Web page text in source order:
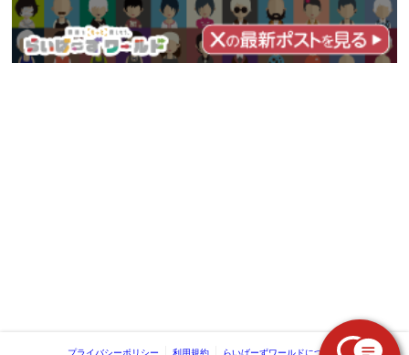
プライバシーポリシー 利用規約 らいばーずワールドについて